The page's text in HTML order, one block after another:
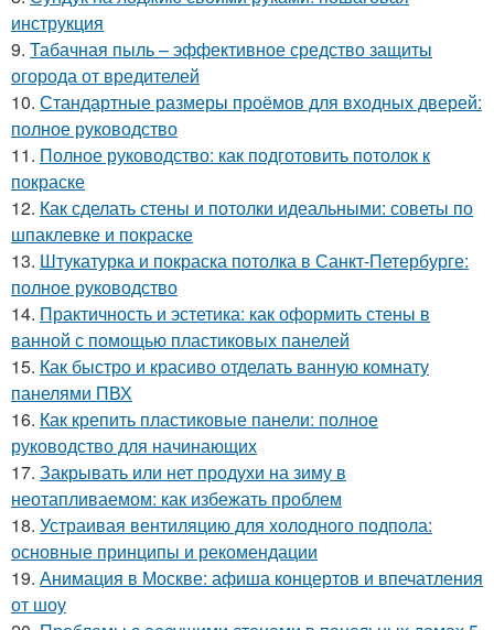
инструкция
9. Табачная пыль – эффективное средство защиты
огорода от вредителей
10. Стандартные размеры проёмов для входных дверей:
полное руководство
11. Полное руководство: как подготовить потолок к
покраске
12. Как сделать стены и потолки идеальными: советы по
шпаклевке и покраске
13. Штукатурка и покраска потолка в Санкт-Петербурге:
полное руководство
14. Практичность и эстетика: как оформить стены в
ванной с помощью пластиковых панелей
15. Как быстро и красиво отделать ванную комнату
панелями ПВХ
16. Как крепить пластиковые панели: полное
руководство для начинающих
17. Закрывать или нет продухи на зиму в
неотапливаемом: как избежать проблем
18. Устраивая вентиляцию для холодного подпола:
основные принципы и рекомендации
19. Анимация в Москве: афиша концертов и впечатления
от шоу